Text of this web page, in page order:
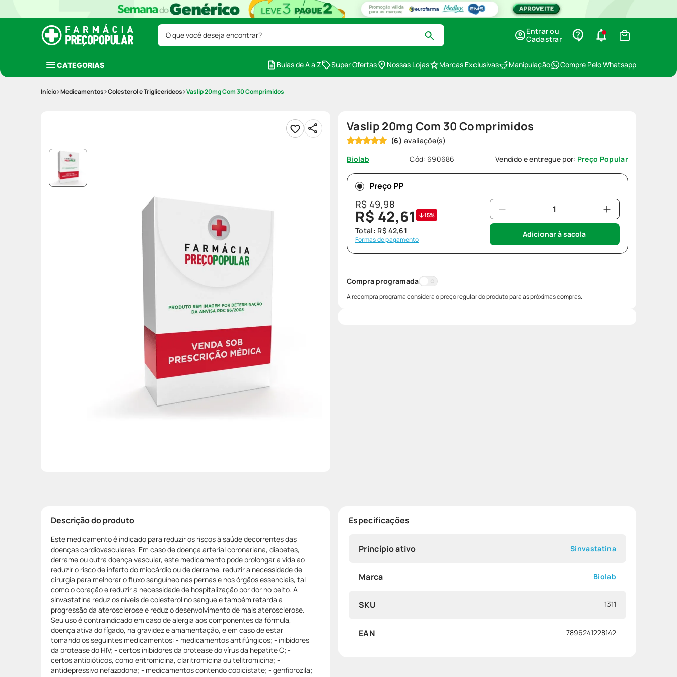
O que você deseja encontrar?
Entrar ou
Cadastrar
CATEGORIAS Bulas de A a Z Super Ofertas Nossas Lojas Marcas Exclusivas Manipulação Compre Pelo Whatsapp
Medicamentos Colesterol e Triglicerídeos Vaslip 20mg Com 30 Comprimidos
Vaslip 20mg Com 30 Comprimidos
(6)
Biolab
Cód: 690686 Vendido e entregue por: Preço Popular
Preço PP
R$49,98
R$ 42,61 15%
Total: R$ 42,61
Formas de pagamento
Adicionar à sacola
Compra programada
A recompra programa considera o preço regular do produto para as próximas compras.
Descrição do produto
Este medicamento é indicado para reduzir os riscos à saúde decorrentes das
doenças cardiovasculares. Em caso de doença arterial coronariana, diabetes,
derrame ou outra doença vascular, este medicamento pode prolongar a vida ao
reduzir o risco de infarto do miocárdio ou de derrame, reduzir a necessidade de
cirurgia para melhorar o fluxo sanguíneo nas pernas e nos órgãos essenciais, tal
como o coração e reduzir a necessidade de hospitalização por dor no peito. A
sinvastatina reduz os níveis de colesterol no sangue e também retarda a
progressão da aterosclerose e reduz o desenvolvimento de mais aterosclerose.
Seu uso é contraindicado em caso de alergia aos componentes da fórmula,
doença ativa do fígado, na gravidez e amamentação, e em caso de estar
tomando os seguintes medicamentos: - medicamentos antifúngicos; - inibidores
da protease do HIV; - certos inibidores da protease do vírus da hepatite C; -
certos antibióticos, como eritromicina, claritromicina ou telitromicina; -
antidepressivo nefazodona; - medicamentos contendo cobicistate; - genfibrozila;
Especificações
Princípio ativo Sinvastatina
Marca Biolab
SKU 1311
EAN 7896241228142